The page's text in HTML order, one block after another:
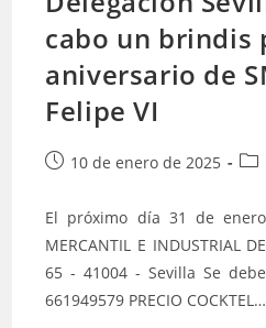
cabo un brindis
aniversario de
Felipe VI
Publicación
la
entrada:
10 de enero de 2025
El próximo día 31 de enero
MERCANTIL E INDUSTRIAL
65 - 41004 - Sevilla Se
661949579 PRECIO COCKTEL…